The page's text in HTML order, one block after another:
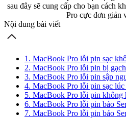
sau đây sẽ cung cấp cho bạn cách
Pro cực đơn giản
Nội dung bài viết
1. MacBook Pro lỗi pin sạc
2. MacBook Pro lỗi pin bị
3. MacBook Pro lỗi pin sập
4. MacBook Pro lỗi pin sạc
5. MacBook Pro lỗi pin không
6. MacBook Pro lỗi pin báo
7. MacBook Pro lỗi pin báo